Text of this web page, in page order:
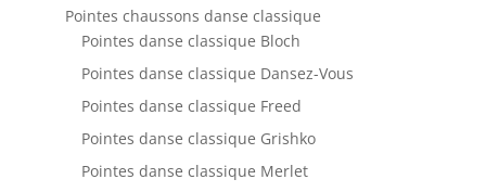
Pointes chaussons danse classique
Pointes danse classique Bloch
Pointes danse classique Dansez-Vous
Pointes danse classique Freed
Pointes danse classique Grishko
Pointes danse classique Merlet